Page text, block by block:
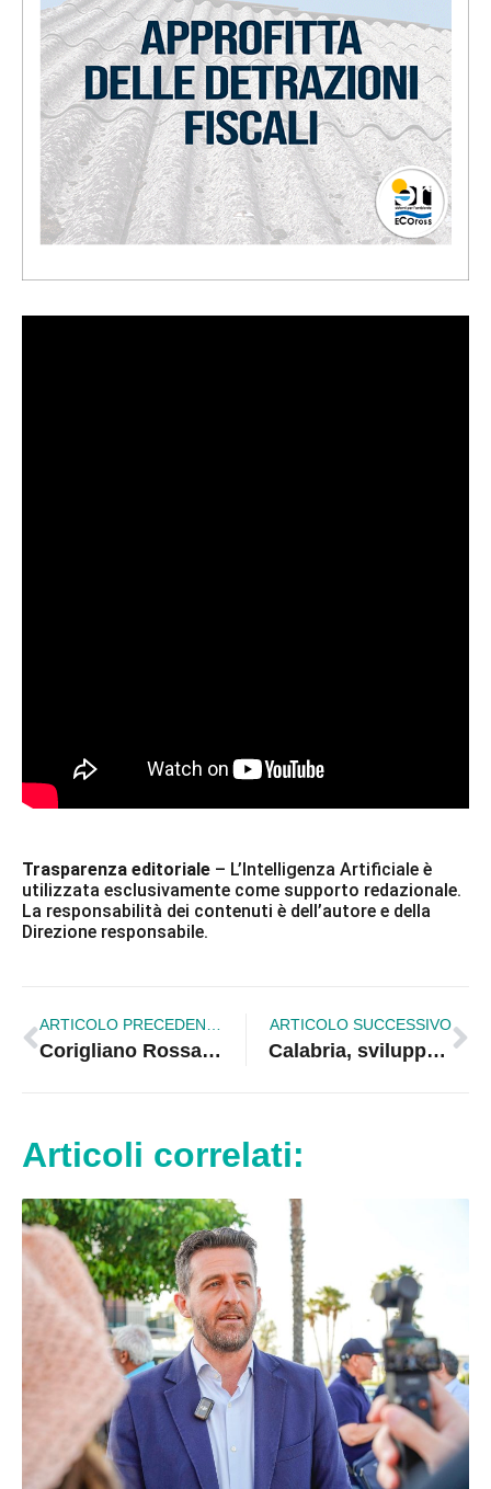
Trasparenza editoriale – L’Intelligenza Artificiale è
utilizzata esclusivamente come supporto redazionale.
La responsabilità dei contenuti è dell’autore e della
Direzione responsabile.
Corigliano Rossano. Fdi: Segretario sospeso? Fdi chiede chiarimenti
ARTICOLO SUCCESSIVO
Calabria, sviluppo sostenibile ancora in salita: povertà e istruzione restano le grandi sfide
Articoli correlati: